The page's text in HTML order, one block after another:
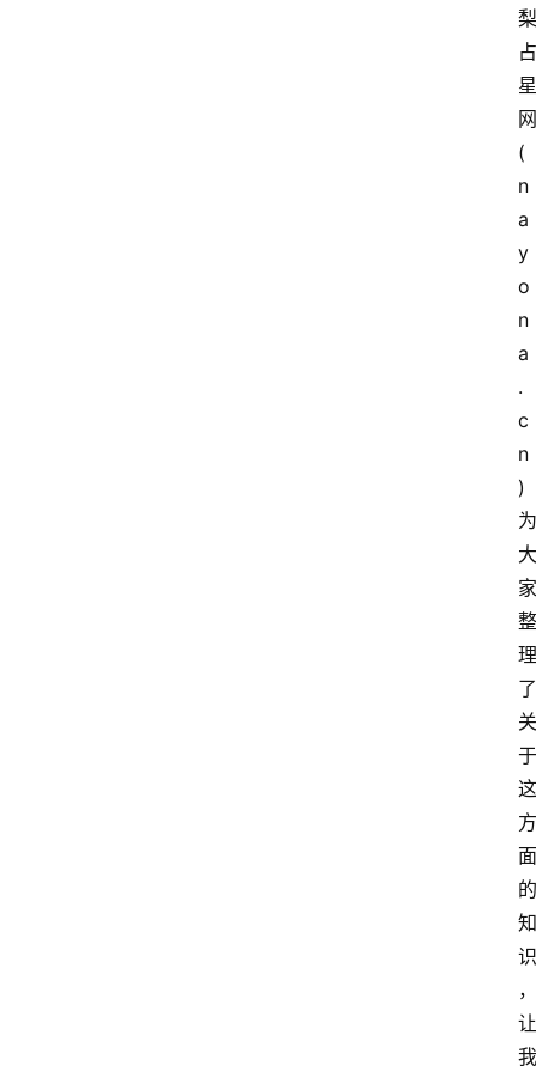
梨
占
星
网
(
n
a
y
o
n
a
.
c
n
)
为
大
家
整
理
了
关
于
这
方
面
的
知
识
，
让
我